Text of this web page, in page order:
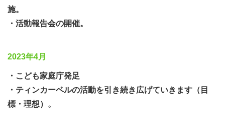
施。
・活動報告会の開催。
2023年4月
・こども家庭庁発足
・ティンカーベルの活動を引き続き広げていきます（目
標・理想）。